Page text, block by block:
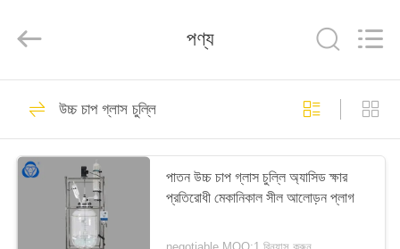
পণ্য
আমাদের
Chemglass
Co.,Ltd.
গ্লাস চুল্লি ভেসেল
পণ্য
উচ্চ চাপ গ্লাস চুল্লি
পাতন উচ্চ চাপ গ্লাস চুল্লি অ্যাসিড ক্ষার
প্রতিরোধী মেকানিকাল সীল আলোড়ন প্লাগ